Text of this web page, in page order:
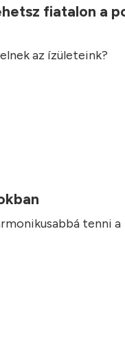
fiatalon a
az ízületeink?
tenni a